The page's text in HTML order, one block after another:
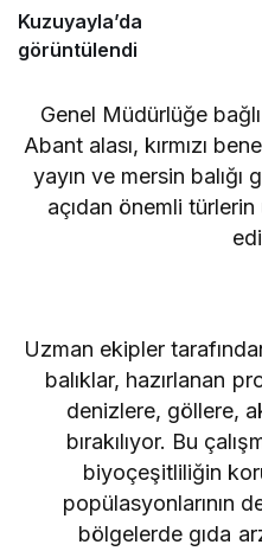
Kuzuyayla’da
görüntülendi
Genel Müdürlüğe
Abant alası, kırmızı
yayın ve mersin
açıdan önemli türlerin
Uzman ekipler
balıklar, hazırlanan
denizlere, göllere,
bırakılıyor. Bu
biyoçeşitliliğin
popülasyonlarının
bölgelerde gıda